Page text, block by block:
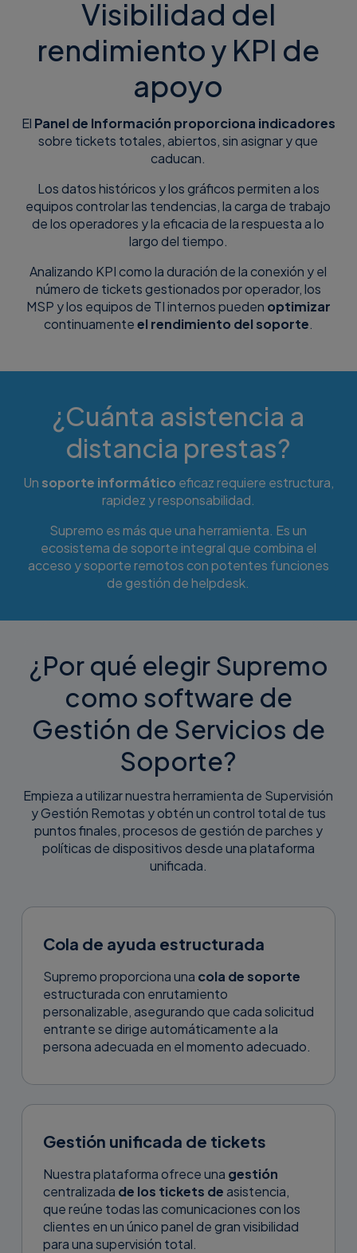
Visibilidad del
rendimiento y KPI de
apoyo
El Panel de Información proporciona indicadores
sobre tickets totales, abiertos, sin asignar y que
caducan.
Los datos históricos y los gráficos permiten a los
equipos controlar las tendencias, la carga de trabajo
de los operadores y la eficacia de la respuesta a lo
largo del tiempo.
Analizando KPI como la duración de la conexión y el
número de tickets gestionados por operador, los
MSP y los equipos de TI internos pueden optimizar
continuamenteel rendimiento del soporte.
¿Cuánta asistencia a
distancia prestas?
Un soporte informático eficaz requiere estructura,
rapidez y responsabilidad.
Supremo es más que una herramienta. Es un
ecosistema de soporte integral que combina el
acceso y soporte remotos con potentes funciones
de gestión de helpdesk.
¿Por qué elegir Supremo
como software de
Gestión de Servicios de
Soporte?
Empieza a utilizar nuestra herramienta de Supervisión
y Gestión Remotas y obtén un control total de tus
puntos finales, procesos de gestión de parches y
políticas de dispositivos desde una plataforma
unificada.
Cola de ayuda estructurada
Supremo proporciona una cola de soporte
estructurada con enrutamiento
personalizable, asegurando que cada solicitud
entrante se dirige automáticamente a la
persona adecuada en el momento adecuado.
Gestión unificada de tickets
Nuestra plataforma ofrece una gestión
centralizada de los tickets deasistencia,
que reúne todas las comunicaciones con los
clientes en un único panel de gran visibilidad
para una supervisión total.